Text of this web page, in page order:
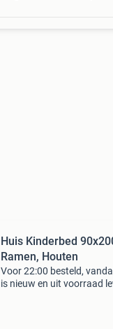
Huis Kinderbed
Ramen, Houten
Voor 22:00 besteld,
is nieuw en uit voorraad